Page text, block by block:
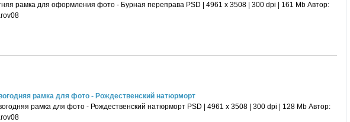
рамка для оформления фото - Бурная переправа PSD | 4961 х 3508 | 300 dpi | 161 Mb Автор:
рамка для фото - Рождественский натюрморт
рамка для фото - Рождественский натюрморт PSD | 4961 х 3508 | 300 dpi | 128 Mb Автор: